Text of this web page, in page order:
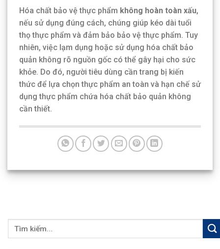
Hóa chất bảo vệ thực phẩm không hoàn toàn xấu,
nếu sử dụng đúng cách, chúng giúp kéo dài tuổi
thọ thực phẩm và đảm bảo bảo vệ thực phẩm. Tuy
nhiên, việc lạm dụng hoặc sử dụng hóa chất bảo
quản không rõ nguồn gốc có thể gây hại cho sức
khỏe. Do đó, người tiêu dùng cần trang bị kiến
thức để lựa chọn thực phẩm an toàn và hạn chế sử
dụng thực phẩm chứa hóa chất bảo quản không
cần thiết.